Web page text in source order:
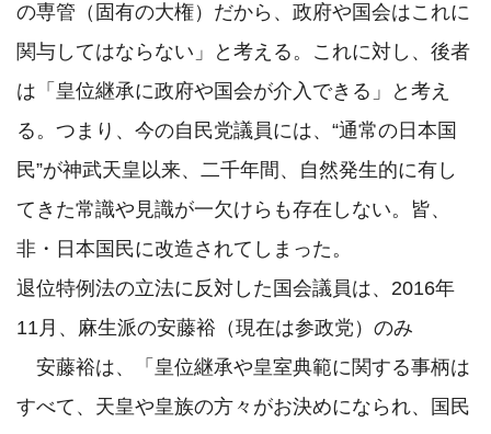
の専管（固有の大権）だから、政府や国会はこれに
関与してはならない」と考える。これに対し、後者
は「皇位継承に政府や国会が介入できる」と考え
る。つまり、今の自民党議員には、“通常の日本国
民”が神武天皇以来、二千年間、自然発生的に有し
てきた常識や見識が一欠けらも存在しない。皆、
非・日本国民に改造されてしまった。
退位特例法の立法に反対した国会議員は、2016年
11月、麻生派の安藤裕（現在は参政党）のみ
安藤裕は、「皇位継承や皇室典範に関する事柄は
すべて、天皇や皇族の方々がお決めになられ、国民